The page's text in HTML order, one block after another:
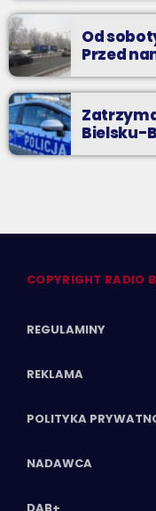
Od
Przed
Bielsku-
COPYRIGHT RADIO
REGULAMINY
REKLAMA
POLITYKA
NADAWCA